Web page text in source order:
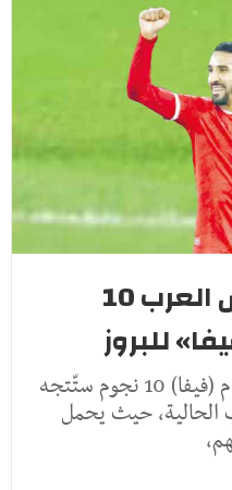
«شروق» على كأس العرب 10
للبروز
قدم الاتحاد الدولي لكرة القدم (فيفا) 10 نجوم ستّتجه
الحالية، حيث يحمل